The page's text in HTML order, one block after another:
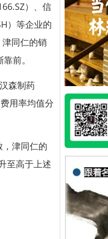
）、 信
）等企业的
同仁的销
前。
汉森制药
用率均值分
津同仁的
至高于上述